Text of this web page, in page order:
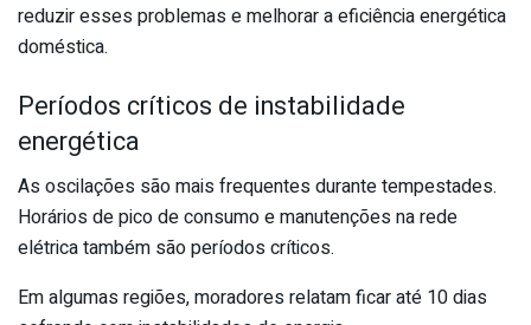
reduzir esses problemas e melhorar a eficiência energética
doméstica.
Períodos críticos de instabilidade
energética
As oscilações são mais frequentes durante tempestades.
Horários de pico de consumo e manutenções na rede
elétrica também são períodos críticos.
Em algumas regiões, moradores relatam ficar até 10 dias